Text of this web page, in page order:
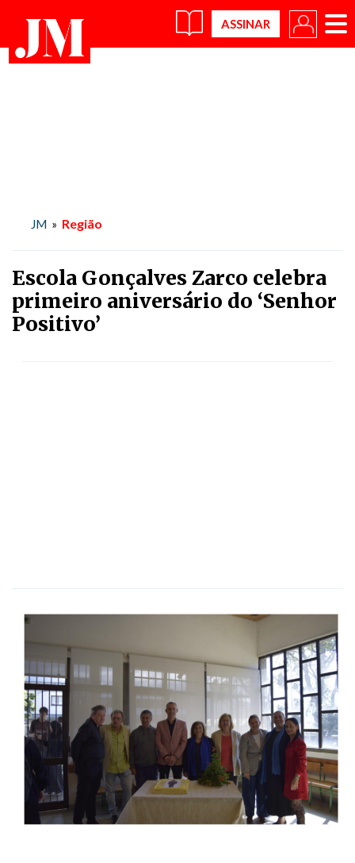
×
JM » Região
Escola Gonçalves Zarco celebra
primeiro aniversário do ‘Senhor
Positivo’